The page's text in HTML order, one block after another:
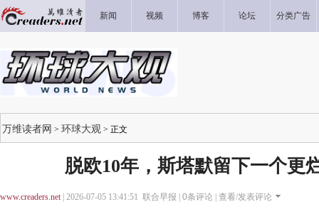
新闻 视频 博客 论坛 分类广告
万维读者网 > 环球大观 > 正文
脱欧10年，斯塔默留下一个更
www.creaders.net| 2026-07-05 13:41:51 联合早报 | 0条评论 | 查看/发表评论